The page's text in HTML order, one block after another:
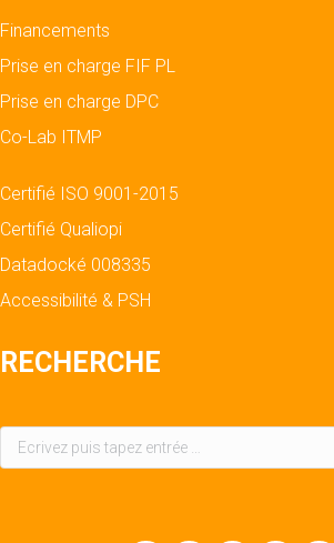
Financements
Prise en charge FIF PL
Prise en charge DPC
Co-Lab ITMP
Certifié ISO 9001-2015
Certifié Qualiopi
Datadocké 008335
Accessibilité & PSH
RECHERCHE
Recherche
: